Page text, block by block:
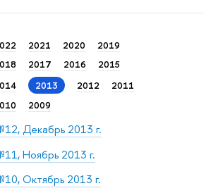
2021 2020
2019
2017 2016
2015
2013 2012
2011
2009
Декабрь 2013 г.
Ноябрь 2013 г.
Октябрь 2013 г.